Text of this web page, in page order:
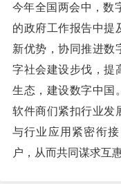
今年全国两会中，
的政府工作报告中提
新优势，协同推进数
字社会建设步伐，提
生态，建设数字中国
软件商们紧扣行业发
与行业应用紧密衔
户，从而共同谋求互